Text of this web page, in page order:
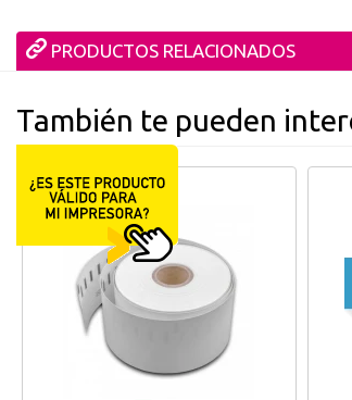
PRODUCTOS RELACIONADOS
También te pueden